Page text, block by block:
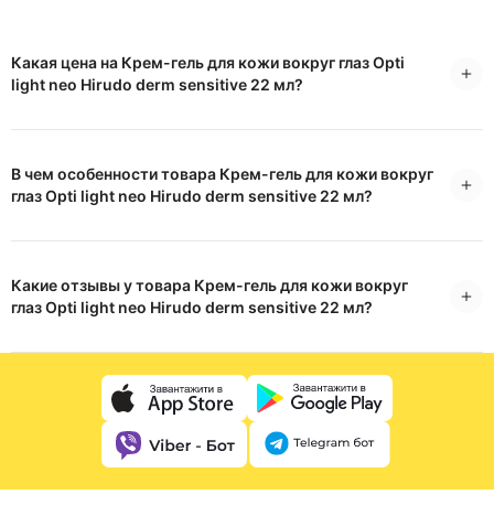
Какая цена на Крем-гель для кожи вокруг глаз Opti
light neo Hirudo derm sensitive 22 мл?
В чем особенности товара Крем-гель для кожи вокруг
глаз Opti light neo Hirudo derm sensitive 22 мл?
Какие отзывы у товара Крем-гель для кожи вокруг
глаз Opti light neo Hirudo derm sensitive 22 мл?